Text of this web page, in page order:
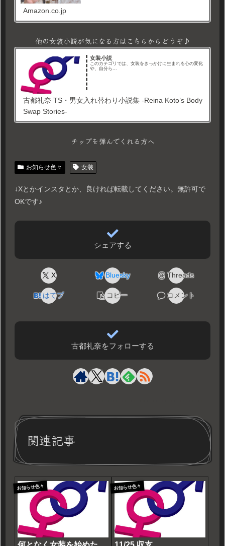
Amazon.co.jp
他の女装小説が気になる方はこちらからどうぞ♪
女装小説
このカテゴリでは、女装をきっかけに生まれる心の変化
や、自分ら...
古都礼奈 TS・男女入れ替わり小説集 -Reina Koto’s Body
Swap Stories-
チップを弾んでくれる方へ
お知らせ色々 女装
↓Xとかインスタとか、良ければ転載してください。無許可で
OKです♪
シェアする
X Bluesky Threads
はてブ コピー コメント
古都礼奈をフォローする
関連記事
お知らせ色々 お知らせ色々